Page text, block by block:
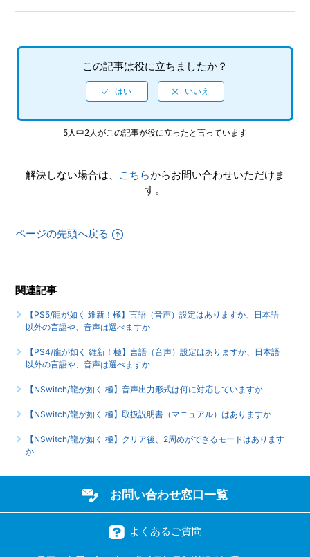
いいか、わからない時やバトルで勝てない場合はどうすれば
【NSwitch/龍が如く 極】パチンコやパチスロはできますか
【NSwitch/龍が如く 極】各難易度の違いは具体的に何にな
【NSwitch/龍が如く 極】途中で難易度の変更はできますか
【NSwitch/龍が如く 極】最大何人まで同時プレイ可能でし
ょうか
もっと見る
この記事は役に立ちましたか？
5人中2人がこの記事が役に立ったと言っています
解決しない場合は、 こちらからお問い合わせいただけま
す。
ページの先頭へ戻る
関連記事
【PS5/龍が如く 維新！極】言語（音声）設定はありますか、日本語
以外の言語や、音声は選べますか
【PS4/龍が如く 維新！極】言語（音声）設定はありますか、日本語
以外の言語や、音声は選べますか
【NSwitch/龍が如く 極】音声出力形式は何に対応していますか
【NSwitch/龍が如く 極】取扱説明書（マニュアル）はありますか
【NSwitch/龍が如く 極】クリア後、2周めができるモードはあります
か
お問い合わせ窓口一覧
よくあるご質問